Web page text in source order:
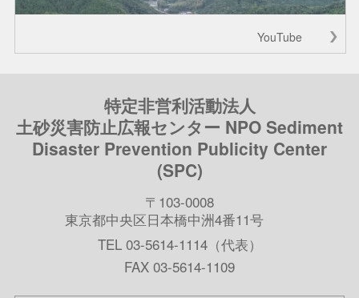
YouTube
特定非営利活動法人
土砂災害防止広報センター NPO Sediment
Disaster Prevention Publicity Center
(SPC)
〒103-0008
東京都中央区日本橋中洲4番11号
TEL 03-5614-1114（代表）
FAX 03-5614-1109